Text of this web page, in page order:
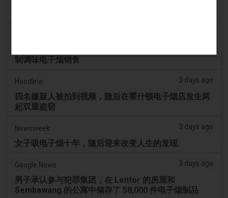
制调味电子烟销售
Hoodline 3 days ago
四名嫌疑人被拍到视频，随后在霍什顿电子烟店发生两
起双重盗窃
Newsweek 3 days ago
女子吸电子烟十年，随后迎来改变人生的发现
Google News 3 days ago
男子承认参与犯罪集团，在 Lentor 的房屋和
Sembawang 的公寓中储存了 58,000 件电子烟制品